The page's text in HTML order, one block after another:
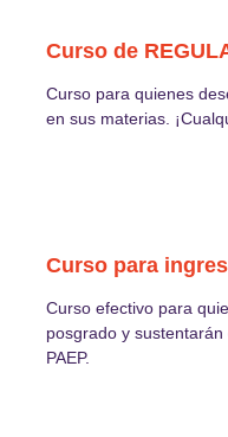
Curso de
Curso para quienes
en sus materias.
Curso para
Curso efectivo para
posgrado y sustentarán
PAEP.